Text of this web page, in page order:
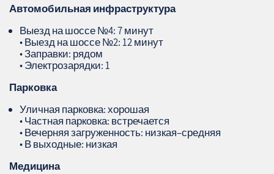
Автомобильная инфраструктура
Выезд на шоссе №4: 7 минут
• Выезд на шоссе №2: 12 минут
• Заправки: рядом
• Электрозарядки: 1
Парковка
Уличная парковка: хорошая
• Частная парковка: встречается
• Вечерняя загруженность: низкая–средняя
• В выходные: низкая
Медицина